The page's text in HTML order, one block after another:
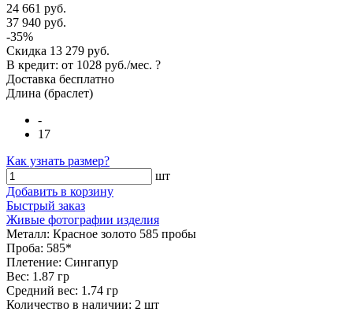
24 661 руб.
37 940 руб.
-35%
Скидка 13 279 руб.
В кредит: от 1028 руб./мес. ?
Доставка бесплатно
Длина (браслет)
-
17
Как узнать размер?
шт
Добавить в корзину
Быстрый заказ
Живые фотографии изделия
Металл: Красное золото 585 пробы
Проба: 585*
Плетение: Сингапур
Вес: 1.87 гр
Средний вес: 1.74 гр
Количество в наличии: 2 шт